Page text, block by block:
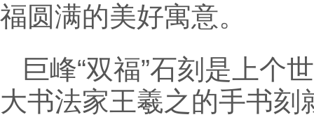
福圆满的美好寓意。
巨峰“双福”石刻是上个
大书法家王羲之的手书